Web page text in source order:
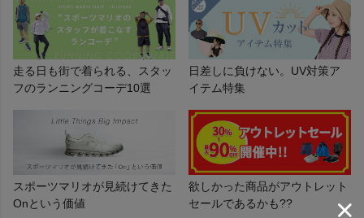
インフィット INFIT
サックス SAXX
オン On
スポーツマリオTOP
走る日も街で着られる、スタッ
フのランニングコーデ10選
日差しに負けない。UV対策ア
イテム特集
スポーツマリオが見続けてきた
Onという価値
欲しかった商品がアウトレット
セールであるかも??